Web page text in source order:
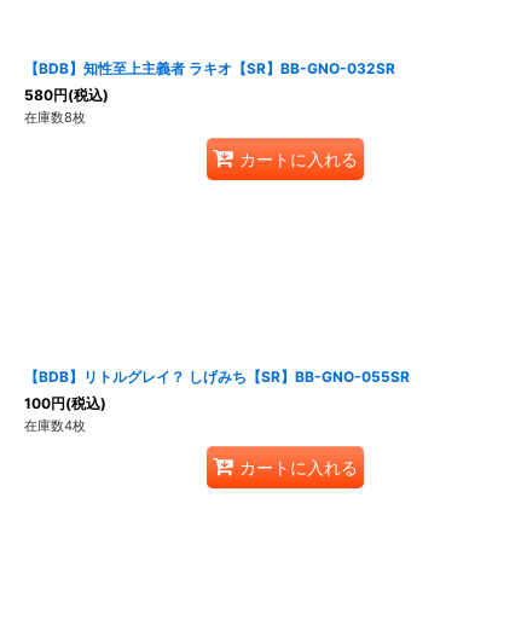
【BDB】知性至上主義者 ラキオ【SR】BB-GNO-032SR
580円(税込)
在庫数8枚
カートに入れる
【BDB】リトルグレイ？ しげみち【SR】BB-GNO-055SR
100円(税込)
在庫数4枚
カートに入れる